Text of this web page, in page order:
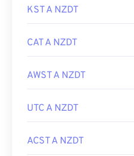
KST A NZDT
CAT A NZDT
AWST A NZDT
UTC A NZDT
ACST A NZDT